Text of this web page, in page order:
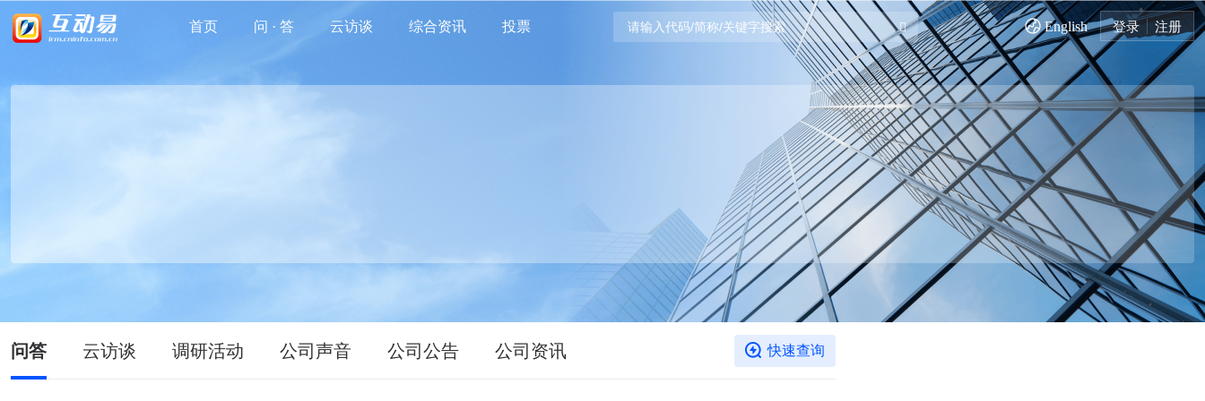
首页 问 · 答 云访谈 综合资讯 投票 English 登录 注册
问答 云访谈 调研活动 公司声音 公司公告 公司资讯 快速查询